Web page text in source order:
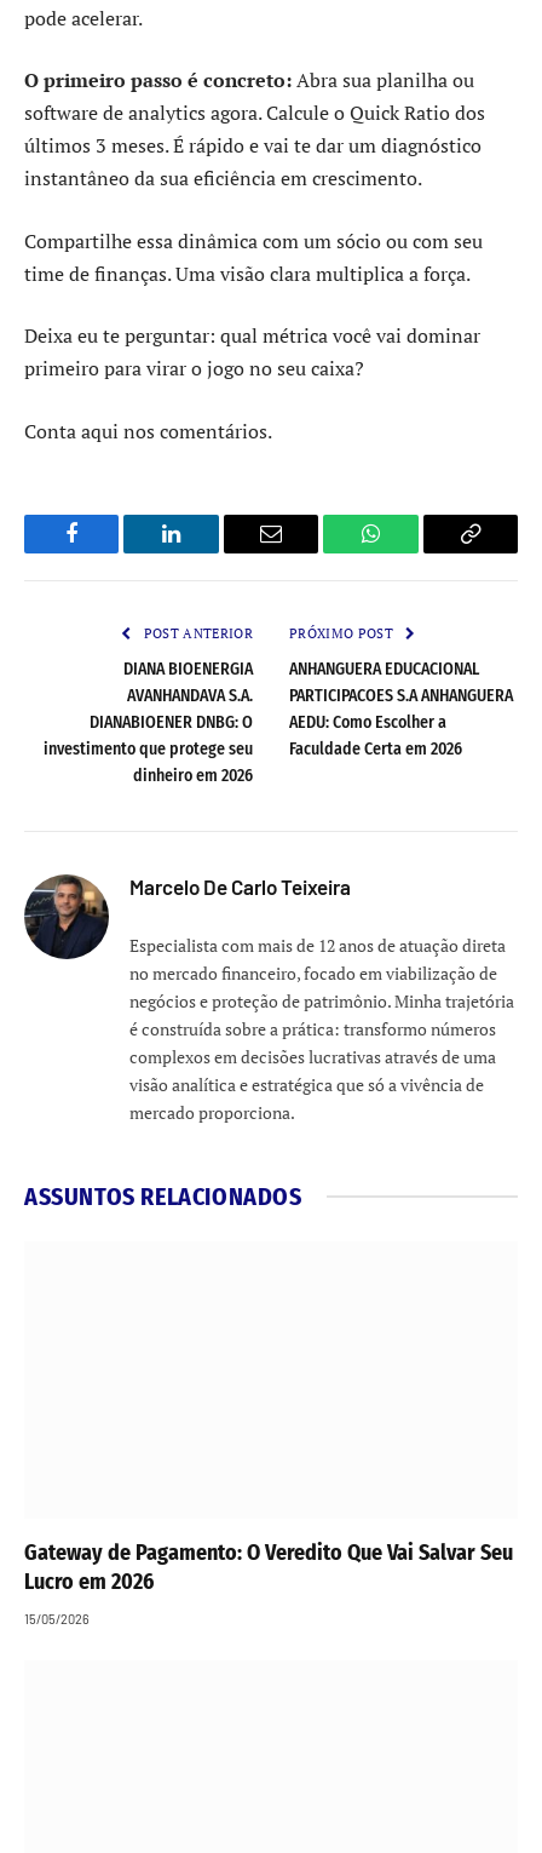
pode acelerar.
O primeiro passo é concreto:Abra sua planilha ou
software de analytics agora. Calcule o Quick Ratio dos
últimos 3 meses. É rápido e vai te dar um diagnóstico
instantâneo da sua eficiência em crescimento.
Compartilhe essa dinâmica com um sócio ou com seu
time de finanças. Uma visão clara multiplica a força.
Deixa eu te perguntar: qual métrica você vai dominar
primeiro para virar o jogo no seu caixa?
Conta aqui nos comentários.
Facebook LinkedIn Email WhatsApp Copy
POST ANTERIOR
DIANA BIOENERGIA
AVANHANDAVA S.A.
DIANABIOENER DNBG: O
investimento que protege seu
dinheiro em 2026
PRÓXIMO POST
ANHANGUERA EDUCACIONAL
PARTICIPACOES S.A ANHANGUERA
AEDU: Como Escolher a
Faculdade Certa em 2026
Marcelo De Carlo Teixeira
Especialista com mais de 12 anos de atuação direta
no mercado financeiro, focado em viabilização de
negócios e proteção de patrimônio. Minha trajetória
é construída sobre a prática: transformo números
complexos em decisões lucrativas através de uma
visão analítica e estratégica que só a vivência de
mercado proporciona.
ASSUNTOS RELACIONADOS
Gateway de Pagamento: O Veredito Que Vai Salvar Seu
Lucro em 2026
15/05/2026